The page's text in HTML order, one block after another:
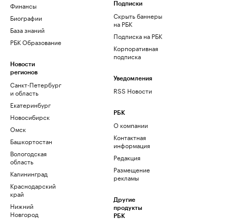
Финансы
Биографии
База знаний
РБК Образование
Новости
регионов
Санкт-Петербург
и область
Екатеринбург
Новосибирск
Омск
Башкортостан
Вологодская
область
Калининград
Краснодарский
край
Нижний
Новгород
Подписки
Скрыть баннеры
на РБК
Подписка на РБК
Корпоративная
подписка
Уведомления
RSS Новости
РБК
О компании
Контактная
информация
Редакция
Размещение
рекламы
Другие
продукты
РБК